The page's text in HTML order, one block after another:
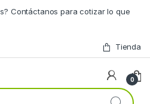
Contáctanos para cotizar lo que
Tienda
0